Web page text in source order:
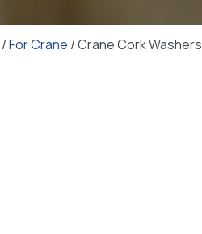
/For Crane / Crane Cork Washers